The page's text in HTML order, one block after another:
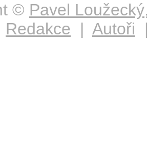
© Pavel Loužecký
Redakce | Autoři